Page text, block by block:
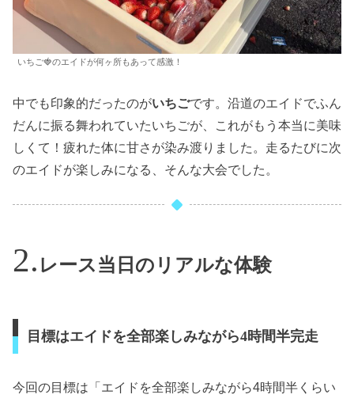
いちご🍓のエイドが何ヶ所もあって感激！
中でも印象的だったのがいちごです。沿道のエイドでふん
だんに振る舞われていたいちごが、これがもう本当に美味
しくて！疲れた体に甘さが染み渡りました。走るたびに次
のエイドが楽しみになる、そんな大会でした。
レース当日のリアルな体験
目標はエイドを全部楽しみながら4時間半完走
今回の目標は「エイドを全部楽しみながら4時間半くらい